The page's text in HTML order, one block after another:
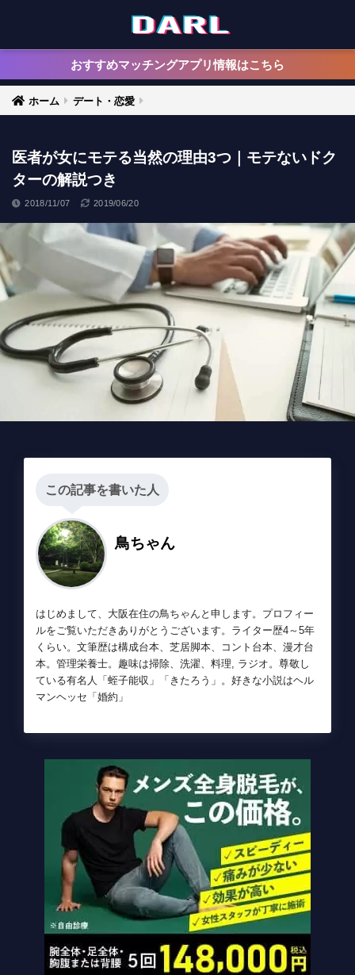
おすすめマッチングアプリ情報はこちら
ホーム デート・恋愛
医者が女にモテる当然の理由3つ｜モテないドク
ターの解説つき
2018/11/07 2019/06/20
この記事を書いた人
鳥ちゃん
はじめまして、大阪在住の鳥ちゃんと申します。プロフィー
ルをご覧いただきありがとうございます。ライター歴4～5年
くらい。文筆歴は構成台本、芝居脚本、コント台本、漫才台
本。管理栄養士。趣味は掃除、洗濯、料理, ラジオ。尊敬し
ている有名人「蛭子能収」「きたろう」。好きな小説はヘル
マンヘッセ「婚約」